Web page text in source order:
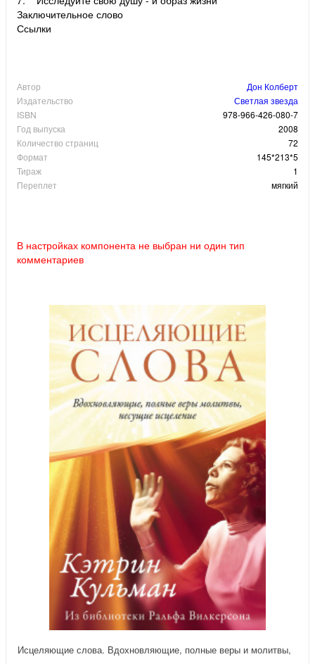
Заключительное слово
Ссылки
Автор
Дон Колберт
Издательство
Светлая звезда
ISBN
978-966-426-080-7
Год выпуска
2008
Количество страниц
72
Формат
145*213*5
Тираж
1
Переплет
мягкий
В настройках компонента не выбран ни один тип
комментариев
Исцеляющие слова. Вдохновляющие, полные веры и молитвы,